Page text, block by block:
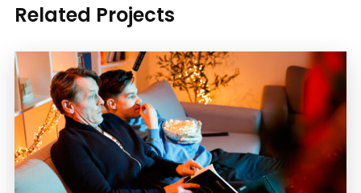
Related Projects